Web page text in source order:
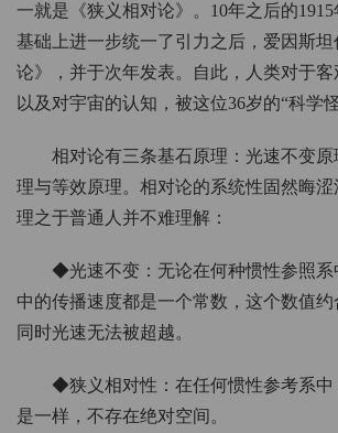
一就是《狭义相对论》。10年之后的
基础上进一步统一了引力之后，爱因斯
论》，并于次年发表。自此，人类对于
以及对宇宙的认知，被这位36岁的“科学
相对论有三条基石原理：光速不变
理与等效原理。相对论的系统性固然晦
理之于普通人并不难理解：
◆光速不变：无论在何种惯性参照系
中的传播速度都是一个常数，这个数值约
同时光速无法被超越。
◆狭义相对性：在任何惯性参考系中
是一样，不存在绝对空间。